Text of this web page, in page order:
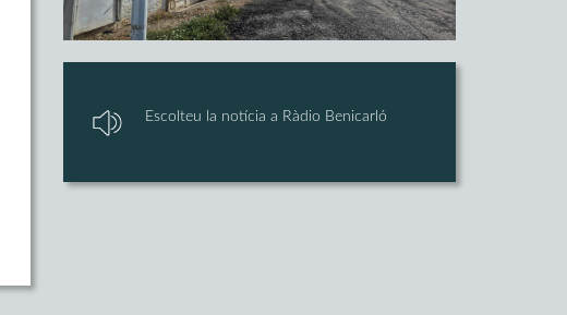
Escolteu la notícia a Ràdio Benicarló